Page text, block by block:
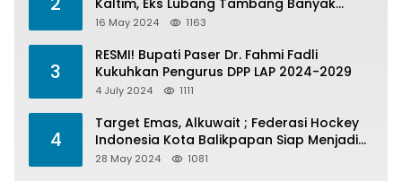
Kaltim, Eks Lubang Tambang Banyak
Menelan Korban
16 May 2024 1163
3
RESMI! Bupati Paser Dr. Fahmi Fadli
Kukuhkan Pengurus DPP LAP 2024-2029
4 July 2024 1111
4
Target Emas, Alkuwait ; Federasi Hockey
Indonesia Kota Balikpapan Siap Menjadi
Barometer Prestasi Di Kaltim
28 May 2024 1081